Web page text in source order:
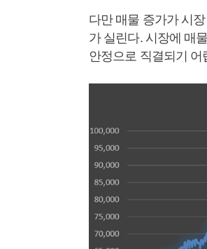
다만 매물 증가가 시
가 실린다. 시장에 매
안정으로 직결되기